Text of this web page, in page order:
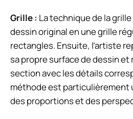
Grille : La technique de la
dessin original en une grille
rectangles. Ensuite, l’artiste
sa propre surface de dessin et
section avec les détails
méthode est particulièrement
des proportions et des